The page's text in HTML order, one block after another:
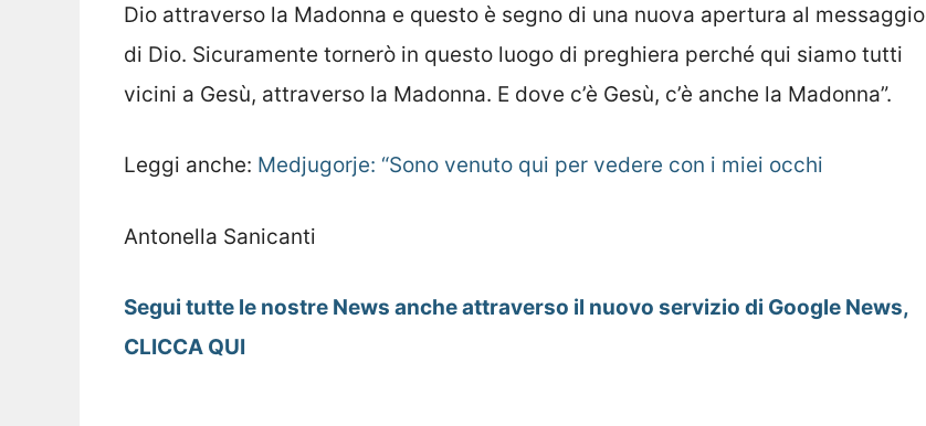
Dio attraverso la Madonna e questo è segno di una nuova apertura al messaggio
di Dio. Sicuramente tornerò in questo luogo di preghiera perché qui siamo tutti
vicini a Gesù, attraverso la Madonna. E dove c’è Gesù, c’è anche la Madonna”.
Leggi anche: Medjugorje: “Sono venuto qui per vedere con i miei occhi
Antonella Sanicanti
Segui tutte le nostre News anche attraverso il nuovo servizio di Google News,
CLICCA QUI